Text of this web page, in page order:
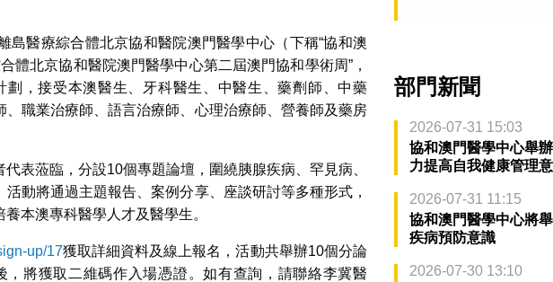
醫療綜合體北京協和醫院澳門醫學中心（下稱“協和澳
體北京協和醫院澳門醫學中心第二屆澳門協和學術周”，
，接受本澳醫生、牙科醫生、中醫生、藥劑師、中藥
職業治療師、語言治療師、心理治療師、營養師及藥房
表蒞臨，分設10個專題論壇，圍繞胰腺疾病、罕見病、
動將通過主題報告、案例分享、座談研討等多種形式，
本澳專科醫學人才及醫學生。
up/17獲取詳細資料及線上報名，活動共舉辦10個分論
將獲取二維碼作入場憑證。如有查詢，請聯絡李冀醫
部門新聞
2026-07-31 15:03
協和澳門醫學中心舉
力提高自我健康管理
2026-07-31 11:15
協和澳門醫學中心將
疾病預防意識
2026-07-30 13:10